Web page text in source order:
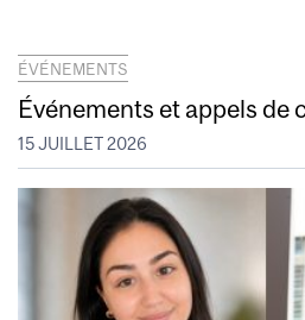
ÉVÉNEMENTS
Événements et appels de
15 JUILLET 2026